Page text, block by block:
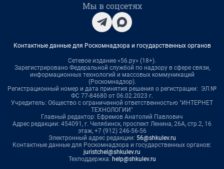
Мы в соцсетях
Контактные данные для Роскомнадзора и государственных органов
Сетевое издание «56.ру» (18+).
Зарегистрировано Федеральной службой по надзору в сфере связи,
информационных технологий и массовых коммуникаций
(Роскомнадзор).
Регистрационный номер и дата принятия решения о регистрации: ЭЛ №
ФС 77-84680 от 06.02.2023 г.
Учредитель: Общество с ограниченной ответственностью "ИНТЕРНЕТ
ТЕХНОЛОГИИ"
Главный редактор: Ефремов Анатолий Павлович
Адрес редакции: 454091, г. Челябинск, проспект Ленина, 26А, стр.2, 16
этаж, +7 (912) 246-56-56
Электронный адрес редакции: 56@shkulev.ru
Контактные данные для Роскомнадзора и государственных органов:
juristchel@shkulev.ru
Техподдержка: help@shkulev.ru